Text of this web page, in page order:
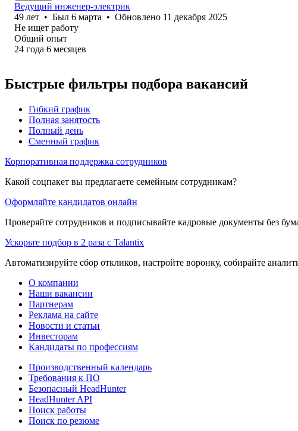
Ведущий инженер-электрик
49 лет • Был 6 марта • Обновлено 11 декабря 2025
Не ищет работу
Общий опыт
24 года 6 месяцев
Быстрые фильтры подбора вакансий
Гибкий график
Полная занятость
Полный день
Сменный график
Корпоративная поддержка сотрудников
Какой соцпакет вы предлагаете семейным сотрудникам?
Оформляйте кандидатов онлайн
Проверяйте сотрудников и подписывайте кадровые документы без
Ускорьте подбор в 2 раза с Talantix
Автоматизируйте сбор откликов, настройте воронку, собирайте
О компании
Наши вакансии
Партнерам
Реклама на сайте
Новости и статьи
Инвесторам
Кандидаты по профессиям
Производственный календарь
Требования к ПО
Безопасный HeadHunter
HeadHunter API
Поиск работы
Поиск по резюме